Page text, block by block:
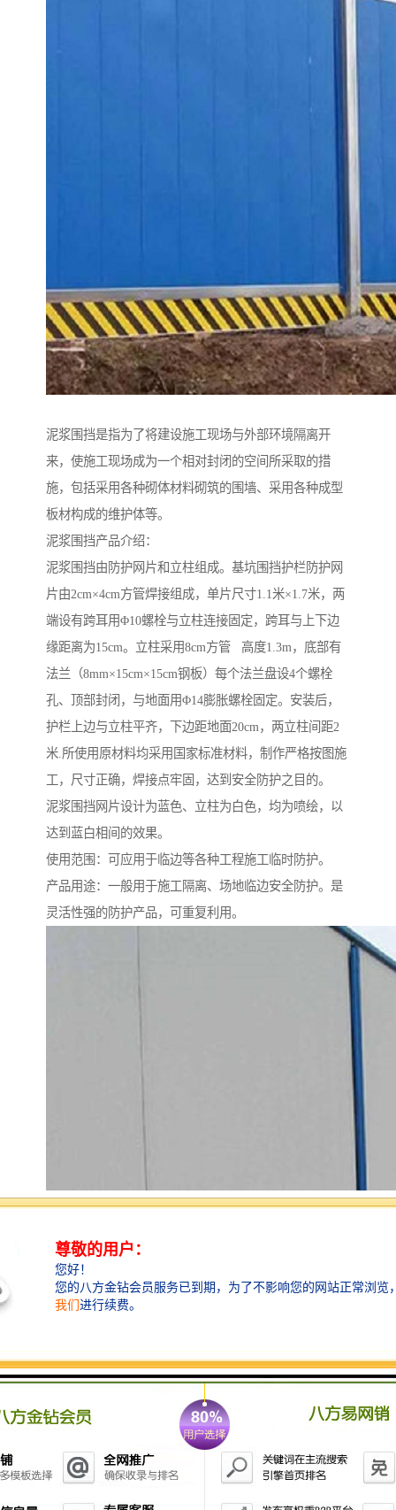
泥浆围挡是指为了将建设施工现场与外部环境隔离开
来，使施工现场成为一个相对封闭的空间所采取的措
施，包括采用各种砌体材料砌筑的围墙、采用各种成型
板材构成的维护体等。
泥浆围挡产品介绍：
泥浆围挡由防护网片和立柱组成。基坑围挡护栏防护网
片由2cm×4cm方管焊接组成，单片尺寸1.1米×1.7米，两
端设有跨耳用Φ10螺栓与立柱连接固定，跨耳与上下边
缘距离为15cm。立柱采用8cm方管 高度1.3m，底部有
法兰（8mm×15cm×15cm钢板）每个法兰盘设4个螺栓
孔、顶部封闭，与地面用Φ14膨胀螺栓固定。安装后，
护栏上边与立柱平齐，下边距地面20cm，两立柱间距2
米.所使用原材料均采用国家标准材料，制作严格按图施
工，尺寸正确，焊接点牢固，达到安全防护之目的。
泥浆围挡网片设计为蓝色、立柱为白色，均为喷绘，以
达到蓝白相间的效果。
使用范围：可应用于临边等各种工程施工临时防护。
产品用途：一般用于施工隔离、场地临边安全防护。是
灵活性强的防护产品，可重复利用。